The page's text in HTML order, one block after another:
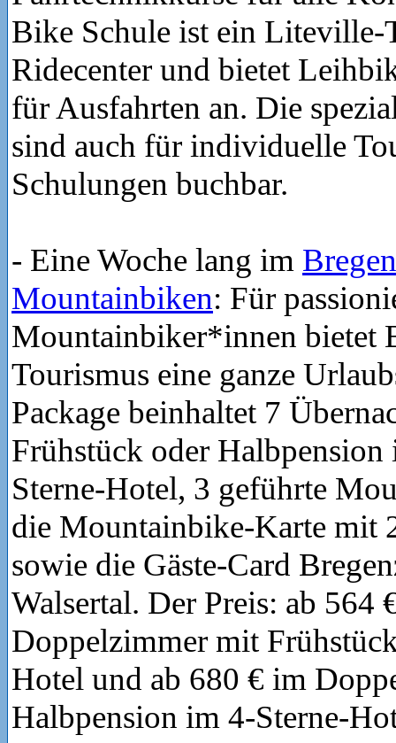
Bike Schule ist ein Liteville-
Ridecenter und bietet
für Ausfahrten an. Die
sind auch für individuelle
Schulungen buchbar.
- Eine Woche lang im
Mountainbiken: Für
Mountainbiker*innen bietet
Tourismus eine ganze
Package beinhaltet 7
Frühstück oder
Sterne-Hotel, 3 geführte
die Mountainbike-Karte mit
sowie die Gäste-Card
Walsertal. Der Preis: ab 564
Doppelzimmer mit
Hotel und ab 680 € im
Halbpension im 4-Sterne-